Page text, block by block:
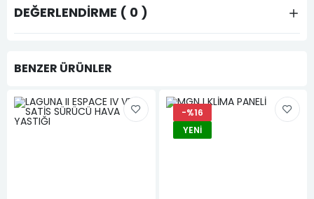
DEĞERLENDIRME ( 0 )
BENZER ÜRÜNLER
-%16
YENI